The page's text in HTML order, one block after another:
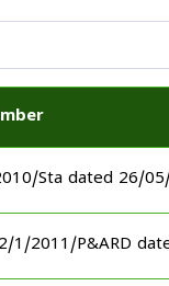
Sta dated 26/
1/2011/P&ARD